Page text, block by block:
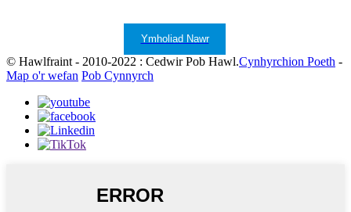
Ymholiad Nawr
© Hawlfraint - 2010-2022 : Cedwir Pob Hawl.Cynhyrchion Poeth -
Map o'r wefan Pob Cynnyrch